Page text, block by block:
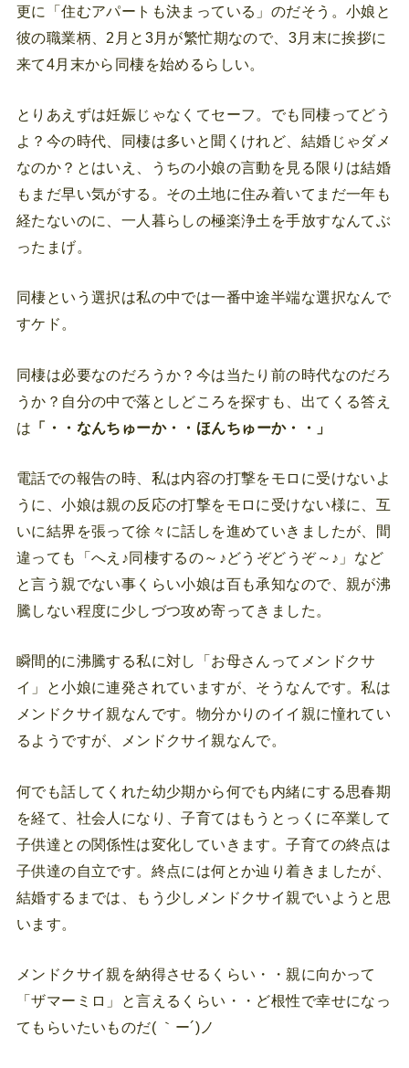
更に「住むアパートも決まっている」のだそう。小娘と
彼の職業柄、2月と3月が繁忙期なので、3月末に挨拶に
来て4月末から同棲を始めるらしい。
とりあえずは妊娠じゃなくてセーフ。でも同棲ってどう
よ？今の時代、同棲は多いと聞くけれど、結婚じゃダメ
なのか？とはいえ、うちの小娘の言動を見る限りは結婚
もまだ早い気がする。その土地に住み着いてまだ一年も
経たないのに、一人暮らしの極楽浄土を手放すなんてぶ
ったまげ。
同棲という選択は私の中では一番中途半端な選択なんで
すケド。
同棲は必要なのだろうか？今は当たり前の時代なのだろ
うか？自分の中で落としどころを探すも、出てくる答え
は 「・・なんちゅーか・・ほんちゅーか・・」
電話での報告の時、私は内容の打撃をモロに受けないよ
うに、小娘は親の反応の打撃をモロに受けない様に、互
いに結界を張って徐々に話しを進めていきましたが、間
違っても「へえ♪同棲するの～♪どうぞどうぞ～♪」など
と言う親でない事くらい小娘は百も承知なので、親が沸
騰しない程度に少しづつ攻め寄ってきました。
瞬間的に沸騰する私に対し「お母さんってメンドクサ
イ」と小娘に連発されていますが、そうなんです。私は
メンドクサイ親なんです。物分かりのイイ親に憧れてい
るようですが、メンドクサイ親なんで。
何でも話してくれた幼少期から何でも内緒にする思春期
を経て、社会人になり、子育てはもうとっくに卒業して
子供達との関係性は変化していきます。子育ての終点は
子供達の自立です。終点には何とか辿り着きましたが、
結婚するまでは、もう少しメンドクサイ親でいようと思
います。
メンドクサイ親を納得させるくらい・・親に向かって
「ザマーミロ」と言えるくらい・・ど根性で幸せになっ
てもらいたいものだ( ｀ー´)ノ